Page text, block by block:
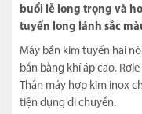
buổi lễ long trọng và
tuyến long lánh sắc
Máy bắn kim tuyến hai
bắn bằng khí áp cao.
Thân máy hợp kim inox
tiện dụng di chuyển.